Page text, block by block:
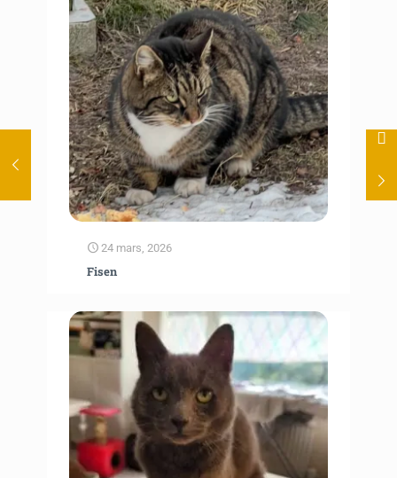
24 mars, 2026
Fisen